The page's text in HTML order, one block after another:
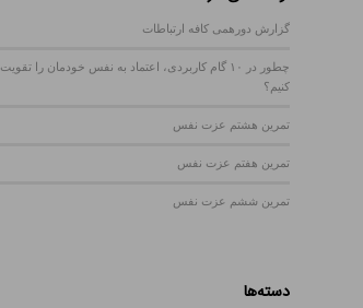
گزارش دورهمی کافه ارتباطات
چطور در ۱۰ گام کاربردی، اعتماد به نفس خودمان را تقویت
کنیم؟
تمرین هشتم عزت نفس
تمرین هفتم عزت نفس
تمرین ششم عزت نفس
دسته‌ها